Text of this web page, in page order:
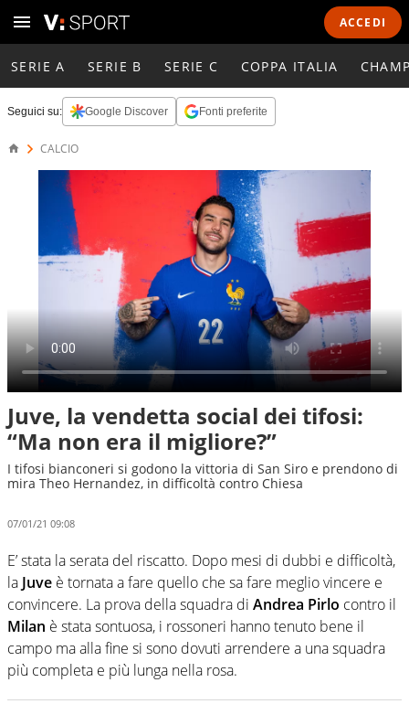
ACCEDI
SERIE A SERIE B SERIE C COPPA ITALIA
Seguici su: Google Discover Fonti preferite
CALCIO
Juve, la vendetta social dei tifosi:
“Ma non era il migliore?”
I tifosi bianconeri si godono la vittoria di San Siro e prendono di
mira Theo Hernandez, in difficoltà contro Chiesa
07/01/21 09:08
E’ stata la serata del riscatto. Dopo mesi di dubbi e difficoltà,
la Juve è tornata a fare quello che sa fare meglio vincere e
convincere. La prova della squadra di Andrea Pirlo contro il
Milan è stata sontuosa, i rossoneri hanno tenuto bene il
campo ma alla fine si sono dovuti arrendere a una squadra
più completa e più lunga nella rosa.